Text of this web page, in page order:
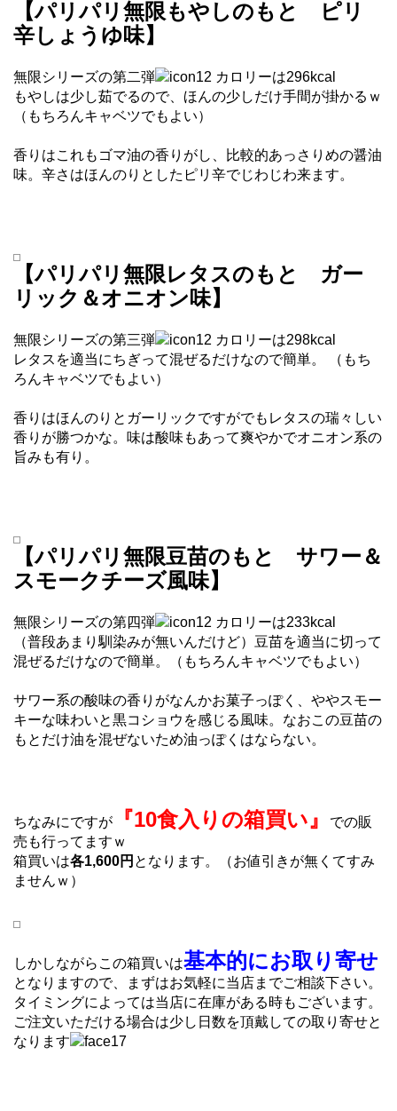
【パリパリ無限もやしのもと ピリ
辛しょうゆ味】
無限シリーズの第二弾
カロリーは296kcal
もやしは少し茹でるので、ほんの少しだけ手間が掛かるｗ
（もちろんキャベツでもよい）
香りはこれもゴマ油の香りがし、比較的あっさりめの醤油
味。辛さはほんのりとしたピリ辛でじわじわ来ます。
【パリパリ無限レタスのもと ガー
リック＆オニオン味】
無限シリーズの第三弾
カロリーは298kcal
レタスを適当にちぎって混ぜるだけなので簡単。 （もち
ろんキャベツでもよい）
香りはほんのりとガーリックですがでもレタスの瑞々しい
香りが勝つかな。味は酸味もあって爽やかでオニオン系の
旨みも有り。
【パリパリ無限豆苗のもと サワー＆
スモークチーズ風味】
無限シリーズの第四弾
カロリーは233kcal
（普段あまり馴染みが無いんだけど）豆苗を適当に切って
混ぜるだけなので簡単。（もちろんキャベツでもよい）
サワー系の酸味の香りがなんかお菓子っぽく、ややスモー
キーな味わいと黒コショウを感じる風味。なおこの豆苗の
もとだけ油を混ぜないため油っぽくはならない。
ちなみにですが 『10食入りの箱買い』
での販
売も行ってますｗ
箱買いは各1,600円 となります。（お値引きが無くてすみ
ませんｗ）
しかしながらこの箱買いは基本的にお取り寄せ
となりますので、まずはお気軽に当店までご相談下さい。
タイミングによっては当店に在庫がある時もございます。
ご注文いただける場合は少し日数を頂戴しての取り寄せと
なります